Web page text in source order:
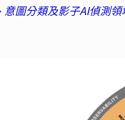
意圖分類及影子AI偵測